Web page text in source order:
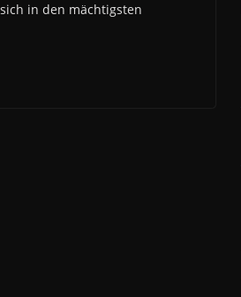
in den mächtigsten